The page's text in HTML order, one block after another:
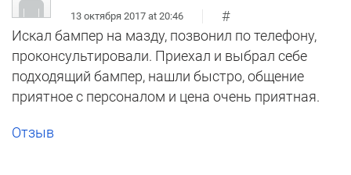
13 октября 2017 at 20:46
#
Искал бампер на мазду, позвонил по телефону,
проконсультировали. Приехал и выбрал себе
подходящий бампер, нашли быстро, общение
приятное с персоналом и цена очень приятная.
Отзыв